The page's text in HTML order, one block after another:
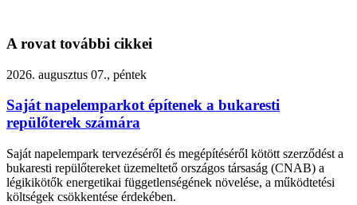
A rovat további cikkei
2026. augusztus 07., péntek
Saját napelemparkot építenek a bukaresti
repülőterek számára
Saját napelempark tervezéséről és megépítéséről kötött szerződést a
bukaresti repülőtereket üzemeltető országos társaság (CNAB) a
légikikötők energetikai függetlenségének növelése, a működtetési
költségek csökkentése érdekében.